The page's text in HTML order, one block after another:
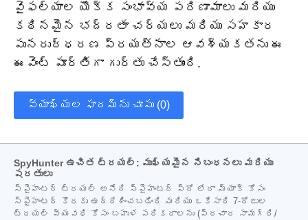
వైఫల్యాల యొక్క సంభావ్య పరిణామాలు మరియు
కఠినమైన భద్రతా చర్యలు మరియు సహకార
పునరుద్ధరణ ప్రయత్నాల ఆవశ్యకతను ఈ
ఈవెంట్ పూర్తిగా గుర్తు చేస్తుంది.
వ్యాఖ్యల ఫారమ్‌ను చూపు (0)
SpyHunter ఉచిత ట్రయల్: ముఖ్యమైన నిబంధనలు మరియు
షరతులు
స్పైహంటర్ ట్రయల్ అనేది స్పైహంటర్ ప్రో లేదా మ్యాక్ కోసం
స్పైహంటర్ కొరకు ఉద్దేశించబడింది మరియు ఒకేసారి 7-రోజుల
ట్రయల్ వ్యవధి కోసం బహుళ పరికరాలను (ప్రచార సామగ్రి/